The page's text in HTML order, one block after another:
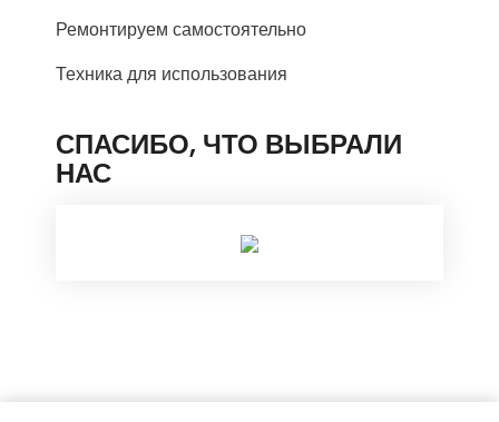
Ремонтируем самостоятельно
Техника для использования
СПАСИБО, ЧТО ВЫБРАЛИ
НАС